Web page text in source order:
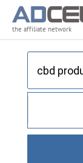
the affiliate network